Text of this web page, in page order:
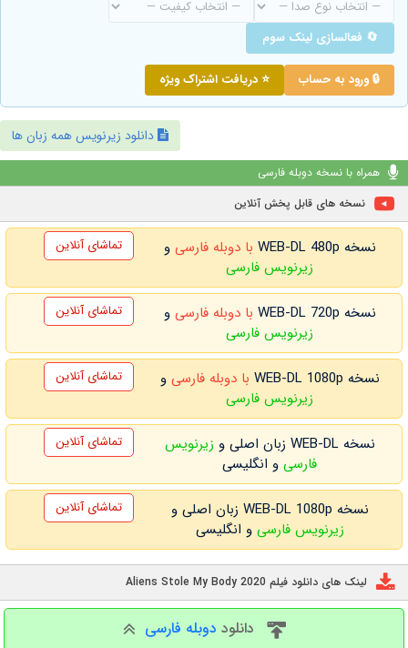
🔄 فعالسازی لینک سوم
🔒 ورود به حساب ⭐ دریافت اشتراک ویژه
دانلود زیرنویس همه زبان ها
همراه با نسخه دوبله فارسی
نسخه های قابل پخش آنلاین
نسخه WEB-DL 480p با دوبله فارسی و
زیرنویس فارسی
تماشای آنلاین
نسخه WEB-DL 720p با دوبله فارسی و
زیرنویس فارسی
تماشای آنلاین
نسخه WEB-DL 1080p با دوبله فارسی و
زیرنویس فارسی
تماشای آنلاین
نسخه WEB-DL زبان اصلی و
زیرنویس
فارسیو انگلیسی
تماشای آنلاین
نسخه WEB-DL 1080p زبان اصلی و
زیرنویس فارسی و انگلیسی
تماشای آنلاین
لینک های دانلود فیلم Aliens Stole My Body 2020
دانلود دوبله فارسی